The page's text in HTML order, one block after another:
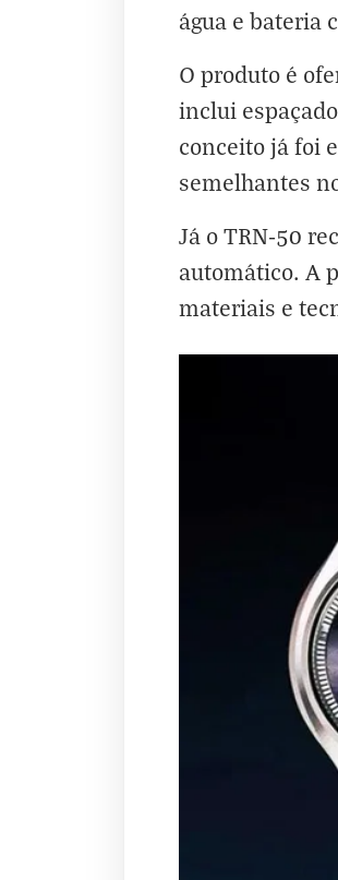
água e bateria
O produto é
inclui
conceito já foi
semelhantes
Já o TRN-50
automático. A
materiais e